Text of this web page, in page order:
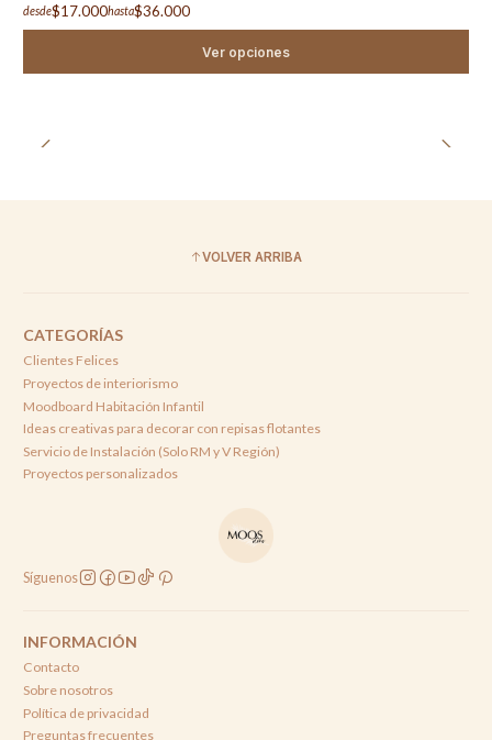
desde$17.000hasta$36.000
Ver opciones
VOLVER ARRIBA
CATEGORÍAS
Clientes Felices
Proyectos de interiorismo
Moodboard Habitación Infantil
Ideas creativas para decorar con repisas flotantes
Servicio de Instalación (Solo RM y V Región)
Proyectos personalizados
Síguenos
INFORMACIÓN
Contacto
Sobre nosotros
Política de privacidad
Preguntas frecuentes